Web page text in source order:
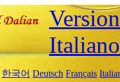
Italiano
한국어 Deutsch Français